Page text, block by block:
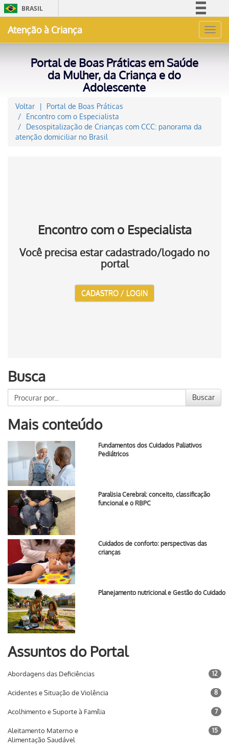
BRASIL
Acesso à informação
Atenção à Criança
Portal de Boas Práticas em Saúde
da Mulher, da Criança e do
Adolescente
Voltar
Portal de Boas Práticas
Encontro com o Especialista
Desospitalização de Crianças com CCC: panorama da
atenção domiciliar no Brasil
Encontro com o Especialista
Você precisa estar cadastrado/logado no
portal
CADASTRO / LOGIN
Busca
Buscar
Mais conteúdo
Fundamentos dos Cuidados Paliativos
Pediátricos
Paralisia Cerebral: conceito, classificação
funcional e o RBPC
Cuidados de conforto: perspectivas das
crianças
Planejamento nutricional e Gestão do Cuidado
Assuntos do Portal
Abordagens das Deficiências 12
Acidentes e Situação de Violência 8
Acolhimento e Suporte à Família 7
Aleitamento Materno e
Alimentação Saudável
15